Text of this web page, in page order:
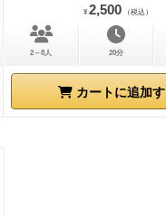
¥ 2,500 （税込）
2～8人 20分
カートに追加